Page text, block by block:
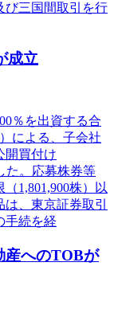
び三国間取引を行
成立
％を出資する合
による、子会社
開買付け
た。応募株券等
1,801,900株）以
、東京証券取引
手続を経
産へのTOBが